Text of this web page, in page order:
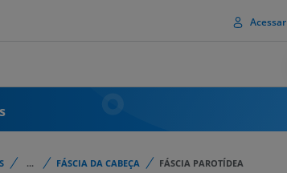
Acessar
... FÁSCIA DA CABEÇA FÁSCIA PAROTÍDEA